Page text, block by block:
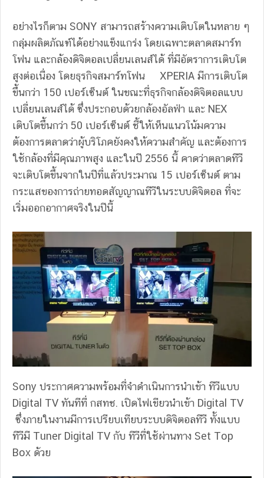
อย่างไรก็ตาม SONY สามารถสร้างความเติบโตในหลาย ๆ
กลุ่มผลิตภัณฑ์ได้อย่างแข็งแกร่ง โดยเฉพาะตลาดสมาร์ท
โฟน และกล้องดิจิตอลเปลี่ยนเลนส์ได้ ที่มีอัตราการเติบโต
สูงต่อเนื่อง โดยธุรกิจสมาร์ทโฟน XPERIA มีการเติบโต
ขึ้นกว่า 150 เปอร์เซ็นต์ ในขณะที่ธุรกิจกล้องดิจิตอลแบบ
เปลี่ยนเลนส์ได้ ซึ่งประกอบด้วยกล้องอัลฟ่า และ NEX
เติบโตขึ้นกว่า 50 เปอร์เซ็นต์ ชี้ให้เห็นแนวโน้มความ
ต้องการตลาดว่าผู้บริโภคยังคงให้ความสำคัญ และต้องการ
ใช้กล้องที่มีคุณภาพสูง และในปี 2556 นี้ คาดว่าตลาดทีวี
จะเติบโตขึ้นจากในปีที่แล้วประมาณ 15 เปอร์เซ็นต์ ตาม
กระแสของการถ่ายทอดสัญญาณทีวีในระบบดิจิตอล ที่จะ
เริ่มออกอากาศจริงในปีนี้
Sony ประกาศความพร้อมที่จำดำเนินการนำเข้า ทีวีแบบ
Digital TV ทันทีที่ กสทช. เปิดไฟเขียวนำเข้า Digital TV
ซึ่งภายในงานมีการเปรียบเทียบระบบดิจิตอลทีวี ทั้งแบบ
ทีวีมี Tuner Digital TV กับ ทีวีที่ใช้ผ่านทาง Set Top
Box ด้วย